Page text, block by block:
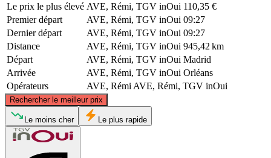
Le prix le plus élevé AVE, Rémi, TGV inOui 110,35 €
Premier départ
AVE, Rémi, TGV inOui 09:27
Dernier départ
AVE, Rémi, TGV inOui 09:27
Distance
AVE, Rémi, TGV inOui 945,42 km
Départ
AVE, Rémi, TGV inOui Madrid
Arrivée
AVE, Rémi, TGV inOui Orléans
Opérateurs
AVE, Rémi AVE, Rémi, TGV inOui
Rechercher le meilleur prix
© CARTO, ©OpenStreetMapcontributors
Le moins cher Le plus rapide